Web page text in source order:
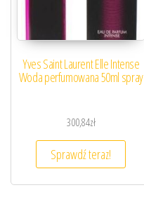
Yves Saint Laurent Elle Intense
Woda perfumowana 50ml spray
300,84zł
Sprawdź teraz!